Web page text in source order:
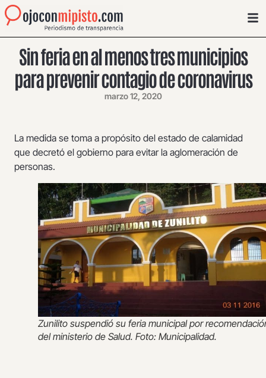
Sin feria en al menos tres municipios
para prevenir contagio de coronavirus
marzo 12, 2020
La medida se toma a propósito del estado de calamidad
que decretó el gobierno para evitar la aglomeración de
personas.
Zunilito suspendió su feria municipal por
del ministerio de Salud. Foto: Municipalidad.